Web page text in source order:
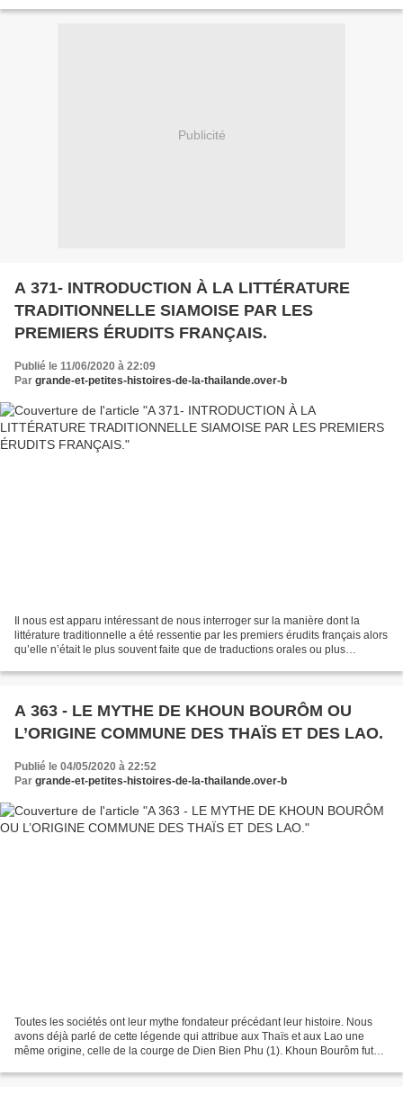
Publicité
A 371- INTRODUCTION À LA LITTÉRATURE
TRADITIONNELLE SIAMOISE PAR LES
PREMIERS ÉRUDITS FRANÇAIS.
Publié le 11/06/2020 à 22:09
Par grande-et-petites-histoires-de-la-thailande.over-b
Il nous est apparu intéressant de nous interroger sur la manière dont la
littérature traditionnelle a été ressentie par les premiers érudits français alors
qu’elle n’était le plus souvent faite que de traductions orales ou plus
A 363 - LE MYTHE DE KHOUN BOURÔM OU
L’ORIGINE COMMUNE DES THAÏS ET DES LAO.
Publié le 04/05/2020 à 22:52
Par grande-et-petites-histoires-de-la-thailande.over-b
Toutes les sociétés ont leur mythe fondateur précédant leur histoire. Nous
avons déjà parlé de cette légende qui attribue aux Thaïs et aux Lao une
même origine, celle de la courge de Dien Bien Phu (1). Khoun Bourôm fut